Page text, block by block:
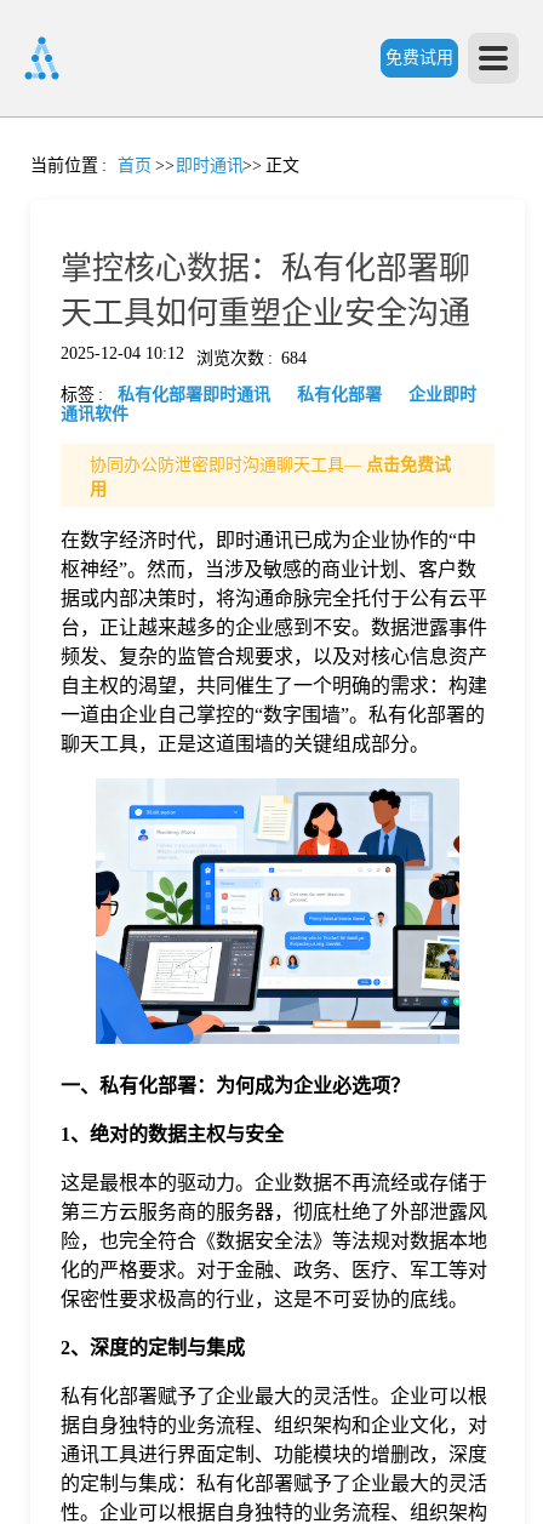
免费试用
首
格
常
当前位置 : 首页 >> 即时通讯>> 正文
掌控核心数据：私有化部署聊
天工具如何重塑企业安全沟通
2025-12-04 10:12 浏览次数 : 684
标签 : 私有化部署即时通讯 私有化部署
企业即时
通讯软件
协同办公防泄密即时沟通聊天工具— 点击免费试
用
在数字经济时代，即时通讯已成为企业协作的“中
枢神经”。然而，当涉及敏感的商业计划、客户数
据或内部决策时，将沟通命脉完全托付于公有云平
台，正让越来越多的企业感到不安。数据泄露事件
频发、复杂的监管合规要求，以及对核心信息资产
自主权的渴望，共同催生了一个明确的需求：构建
一道由企业自己掌控的“数字围墙”。私有化部署的
聊天工具，正是这道围墙的关键组成部分。
一、私有化部署：为何成为企业必选项？
1、绝对的数据主权与安全
这是最根本的驱动力。企业数据不再流经或存储于
第三方云服务商的服务器，彻底杜绝了外部泄露风
险，也完全符合《数据安全法》等法规对数据本地
化的严格要求。对于金融、政务、医疗、军工等对
保密性要求极高的行业，这是不可妥协的底线。
2、深度的定制与集成
私有化部署赋予了企业最大的灵活性。企业可以根
据自身独特的业务流程、组织架构和企业文化，对
通讯工具进行界面定制、功能模块的增删改，深度
的定制与集成：私有化部署赋予了企业最大的灵活
性。企业可以根据自身独特的业务流程、组织架构